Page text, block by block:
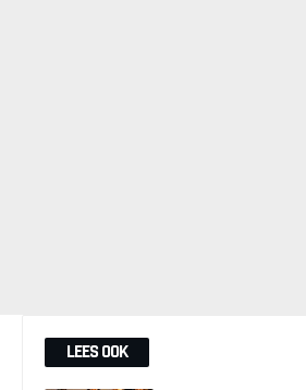
LEES OOK